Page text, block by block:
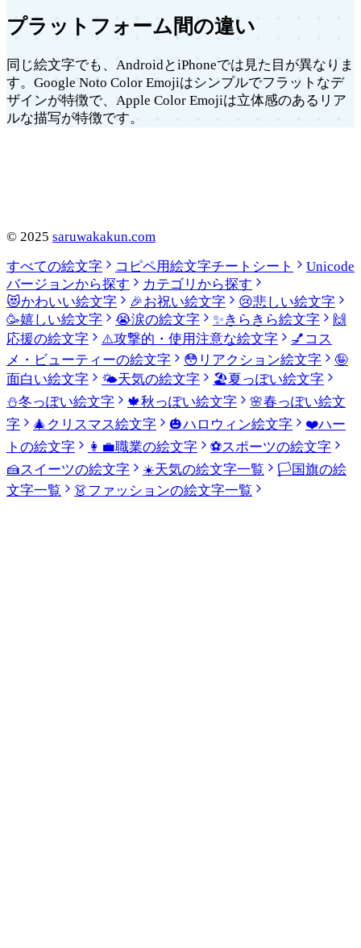
プラットフォーム間の違い
同じ絵文字でも、AndroidとiPhoneでは見た目が異なりま
す。Google Noto Color Emojiはシンプルでフラットなデ
ザインが特徴で、Apple Color Emojiは立体感のあるリア
ルな描写が特徴です。
© 2025 saruwakakun.com
すべての絵文字
コピペ用絵文字チートシート
Unicode
バージョンから探す
カテゴリから探す
😻かわいい絵文字 🎉お祝い絵文字 😢悲しい絵文字
🥳嬉しい絵文字 😭涙の絵文字 ✨きらきら絵文字
🙌
応援の絵文字
⚠️攻撃的・使用注意な絵文字 💅 コス
メ・ビューティーの絵文字
😳 リアクション絵文字
🤪
面白い絵文字
🌤️天気の絵文字 🏖️夏っぽい絵文字
⛄冬っぽい絵文字 🍁秋っぽい絵文字 🌸春っぽい絵文
字
🎄 クリスマス絵文字 🎃ハロウィン絵文字 ❤️ハー
トの絵文字
👩‍💼職業の絵文字 ⚽スポーツの絵文字
🍰スイーツの絵文字 ☀️天気の絵文字一覧 🏳️国旗の絵
文字一覧
👗ファッションの絵文字一覧